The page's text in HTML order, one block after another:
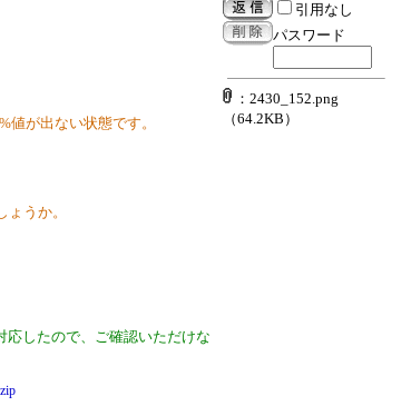
値が出ない状態です。
うか。
応したので、ご確認いただけな
引用なし
パスワード
：2430_152.png
（64.2KB）